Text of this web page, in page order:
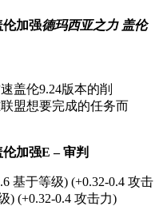
德玛西亚之力 盖伦
伦9.24版本的削
盟想要完成的任务而
E – 审判
基于等级) (+0.32-0.4 攻击
) (+0.32-0.4 攻击力)